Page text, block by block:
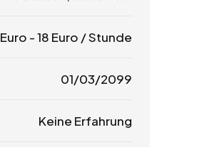
Euro -18 Euro / Stunde
01/03/2099
Keine Erfahrung